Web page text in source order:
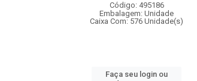
Código: 495186
Embalagem: Unidade
Caixa Com: 576 Unidade(s)
Faça seu login ou